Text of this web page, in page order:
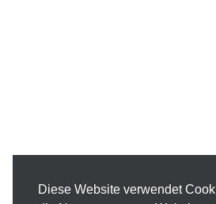
Diese Website verwendet